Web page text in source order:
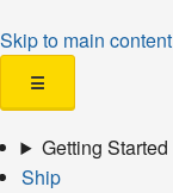
Skip to main content
☰
Getting Started
Ship